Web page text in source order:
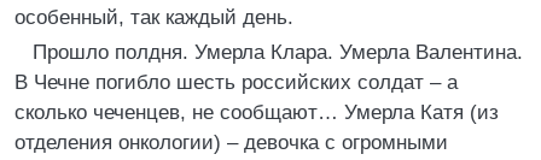
особенный, так каждый день.
Прошло полдня. Умерла Клара. Умерла Валентина.
В Чечне погибло шесть российских солдат – а
сколько чеченцев, не сообщают… Умерла Катя (из
отделения онкологии) – девочка с огромными